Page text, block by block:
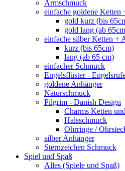
Armschmuck
einfache goldene Ketten
gold kurz (bis
gold lang (ab
einfache silber Ketten +
kurz (bis 65cm)
lang (ab 65 cm)
einfacher Schmuck
Engelsflüster -
goldene Anhänger
Naturschmuck
Pilgrim - Danish Design
Charms Ketten
Halsschmuck
Ohrringe /
silber Anhänger
Sternzeichen Schmuck
Spiel und Spaß
Alles (Spiele und Spaß)